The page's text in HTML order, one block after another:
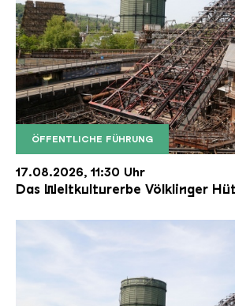
ÖFFENTLICHE FÜHRUNG
Der Erzschrägaufzug der
Copyright: Weltkulturerbe
17.08.2026, 11:30 Uhr
Das Weltkulturerbe Völklinger